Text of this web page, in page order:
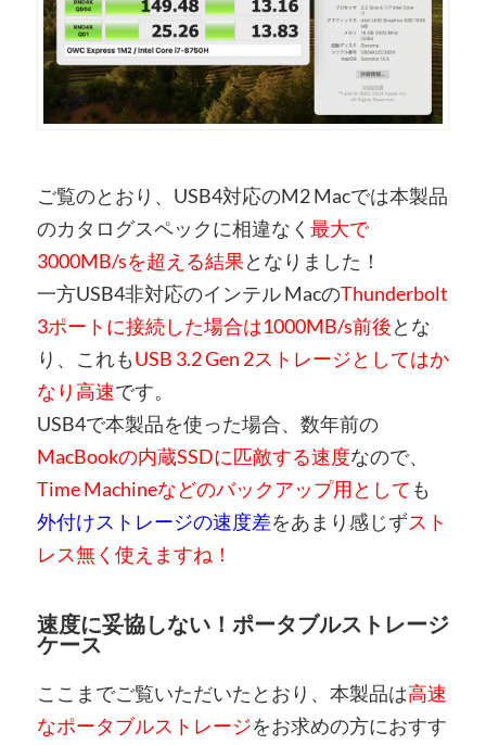
ご覧のとおり、USB4対応のM2 Macでは本製品
のカタログスペックに相違なく 最大で
3000MB/sを超える結果となりました！
一方USB4非対応のインテル MacのThunderbolt
3ポートに接続した場合は1000MB/s前後とな
り、これもUSB 3.2 Gen 2ストレージとしてはか
なり高速です。
USB4で本製品を使った場合、数年前の
MacBookの内蔵SSDに匹敵する速度なので、
Time Machineなどのバックアップ用として も
外付けストレージの速度差をあまり感じずスト
レス無く使えますね！
速度に妥協しない！ポータブルストレージ
ケース
ここまでご覧いただいたとおり、本製品は高速
なポータブルストレージをお求めの方におすす